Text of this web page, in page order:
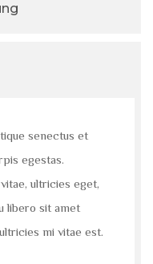
senectus et
egestas.
ultricies eget,
libero sit amet
mi vitae est.